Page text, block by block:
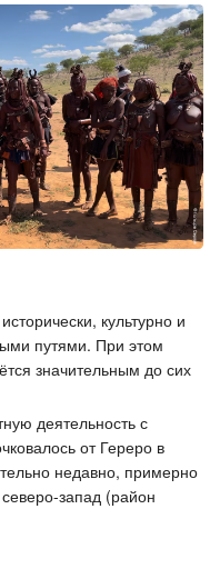
культурно и
путями. При этом
значительным до сих
деятельность с
от Гереро в
недавно, примерно
запад (район